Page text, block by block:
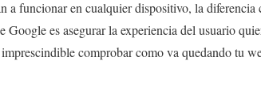
a funcionar en cualquier dispositivo, la
Google es asegurar la experiencia del usuario
comprobar como va quedando tu